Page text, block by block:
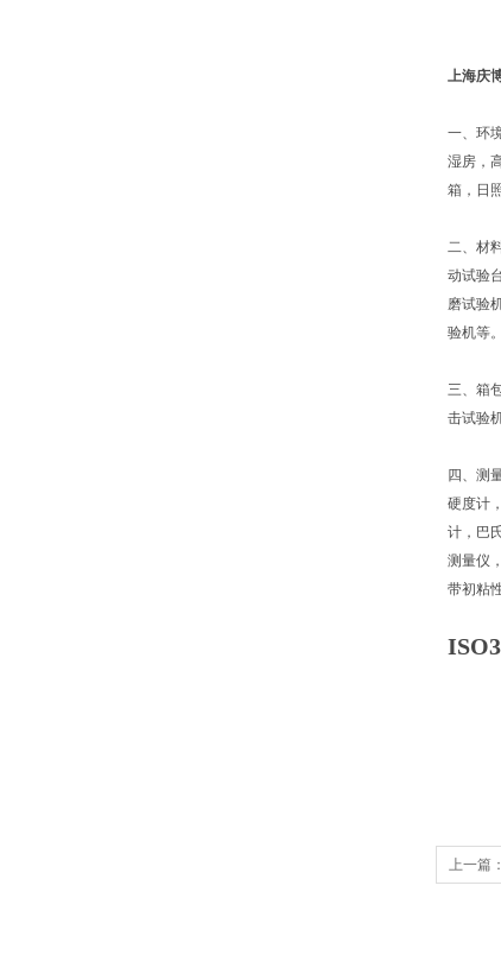
上海庆
一、环
湿房，
箱，日
二、材
动试验
磨试验
验机等。
三、箱
击试验
四、测
硬度计
计，巴
测量仪
带初粘
上一篇：